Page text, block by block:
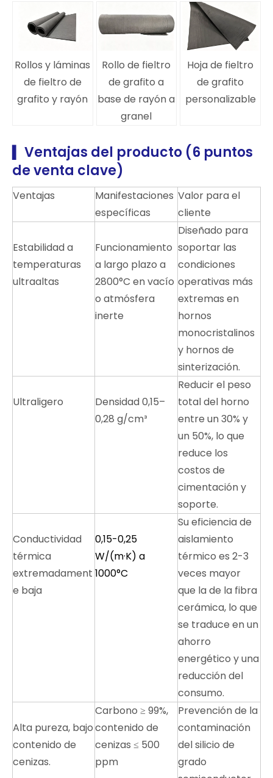
Rollos y láminas
de fieltro de
grafito y rayón
Rollo de fieltro
de grafito a
base de rayón a
granel
Hoja de fieltro
de grafito
personalizable
Ventajas del producto (6 puntos
de venta clave)
Ventajas
Manifestaciones
específicas
Valor para el
cliente
Estabilidad a
temperaturas
ultraaltas
Funcionamiento
a largo plazo a
2800°C en vacío
o atmósfera
inerte
Diseñado para
soportar las
condiciones
operativas más
extremas en
hornos
monocristalinos
y hornos de
sinterización.
Ultraligero
Densidad 0,15–
0,28 g/cm³
Reducir el peso
total del horno
entre un 30% y
un 50%, lo que
reduce los
costos de
cimentación y
soporte.
Conductividad
térmica
extremadament
e baja
0,15-0,25
W/(m·K) a
1000°C
Su eficiencia de
aislamiento
térmico es 2-3
veces mayor
que la de la fibra
cerámica, lo que
se traduce en un
ahorro
energético y una
reducción del
consumo.
Alta pureza, bajo
contenido de
cenizas.
Carbono ≥ 99%,
contenido de
cenizas ≤ 500
ppm
Prevención de la
contaminación
del silicio de
grado